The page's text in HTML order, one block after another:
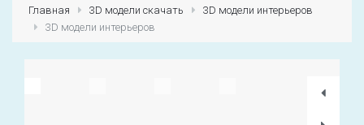
Первый раз?
Главная 3D модели скачать
3D модели интерьеров
3D модели интерьеров